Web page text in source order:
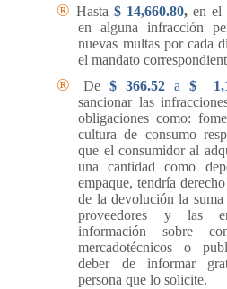
® Hasta$ 14,660.80, en el
en alguna infracción
nuevas multas por cada
el mandato
® De$ 366.52 a $
sancionar las
obligaciones como:
cultura de consumo
que el consumidor al
una cantidad como
empaque, tendría
de la devolución la
proveedores y las
información sobre
mercadotécnicos o
deber de informar
persona que lo solicite.